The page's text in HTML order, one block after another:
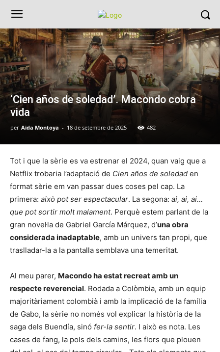
‘Cien años de soledad’. Macondo cobra
vida
per Aida Montoya - 18 de setembre de 2025 482
Tot i que la sèrie es va estrenar el 2024, quan vaig que a
Netflix trobaria l’adaptació de Cien años de soledad en
format sèrie em van passar dues coses pel cap. La
primera: això pot ser espectacular. La segona: ai, ai, ai…
que pot sortir molt malament. Perquè estem parlant de la
gran novel·la de Gabriel García Márquez, d’una obra
considerada inadaptable, amb un univers tan propi, que
traslladar-la a la pantalla semblava una temeritat.
Al meu parer, Macondo ha estat recreat amb un
respecte reverencial. Rodada a Colòmbia, amb un equip
majoritàriament colombià i amb la implicació de la família
de Gabo, la sèrie no només vol explicar la història de la
saga dels Buendía, sinó fer-la sentir. I això es nota. Les
cases de fang, la pols dels camins, les flors que plouen